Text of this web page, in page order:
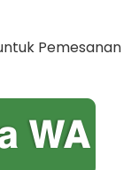
Pemesanan